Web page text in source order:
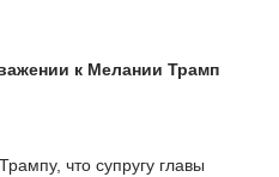
к Мелании Трамп
Трампу, что супругу главы